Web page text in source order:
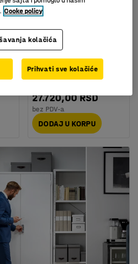
Kolica za burad
Art. br.:30127
27.720,00 RSD
bez PDV-a
DODAJ U KORPU
Cooke policy
kolačića
Prihvati sve kolačiće